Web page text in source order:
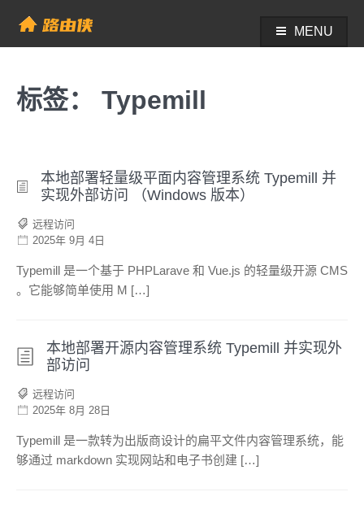
content
帮助中心 - 路由侠
MENU
标签： Typemill
本地部署轻量级平面内容管理系统 Typemill 并
实现外部访问 （Windows 版本）
远程访问
2025年 9月 4日
Typemill 是一个基于 PHPLarave 和 Vue.js 的轻量级开源 CMS
。它能够简单使用 M […]
本地部署开源内容管理系统 Typemill 并实现外
部访问
远程访问
2025年 8月 28日
Typemill 是一款转为出版商设计的扁平文件内容管理系统，能
够通过 markdown 实现网站和电子书创建 […]